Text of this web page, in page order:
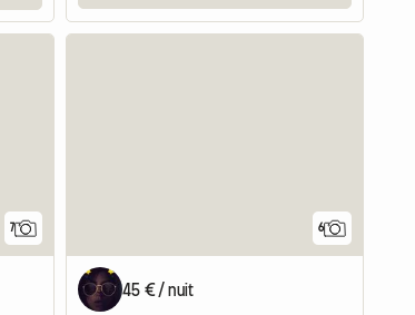
7 6
45 € / nuit